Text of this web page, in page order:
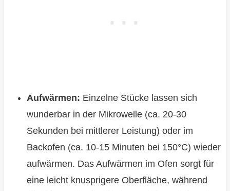
Aufwärmen: Einzelne Stücke lassen sich
wunderbar in der Mikrowelle (ca. 20-30
Sekunden bei mittlerer Leistung) oder im
Backofen (ca. 10-15 Minuten bei 150°C) wieder
aufwärmen. Das Aufwärmen im Ofen sorgt für
eine leicht knusprigere Oberfläche, während